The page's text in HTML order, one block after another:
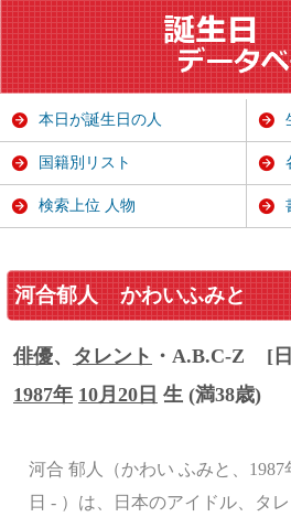
河合郁人 かわいふみと
俳優、 タレント ・A.B.C-Z
[
1987年 10月20日 生 (満38歳)
河合 郁人（かわい ふみと、1987
日 - ）は、日本のアイドル、タ
本日が誕生日の人
国籍別リスト
検索上位 人物